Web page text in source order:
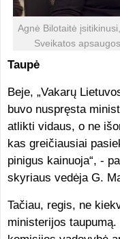
Agnė Bilotaitė
Sveikatos
Taupė
Beje, „Vakarų
buvo nuspręsta
atlikti vidaus, o ne
kas greičiausiai
pinigus kainuoja“, -
skyriaus vedėja G.
Tačiau, regis, ne
ministerijos